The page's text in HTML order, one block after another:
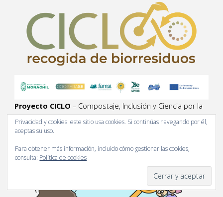
Proyecto CICLO – Compostaje, Inclusión y Ciencia por la
Regeneración Local
Privacidad y cookies: este sitio usa cookies. Si continúas navegando por él,
aceptas su uso.
Para obtener más información, incluido cómo gestionar las cookies,
consulta: Política de cookies